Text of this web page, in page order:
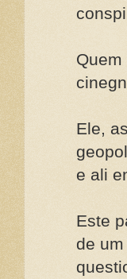
Ele,
e ali
Este
de